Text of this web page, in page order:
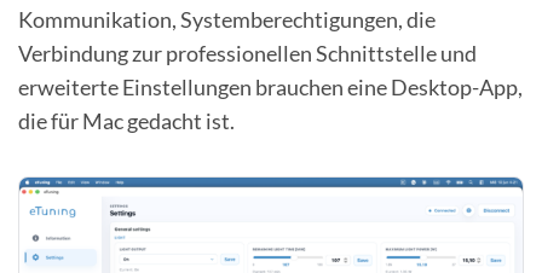
Kommunikation, Systemberechtigungen, die
Verbindung zur professionellen Schnittstelle und
erweiterte Einstellungen brauchen eine Desktop-App,
die für Mac gedacht ist.